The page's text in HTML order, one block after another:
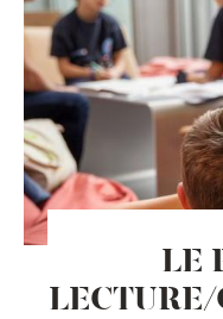
LE
LECTURE/